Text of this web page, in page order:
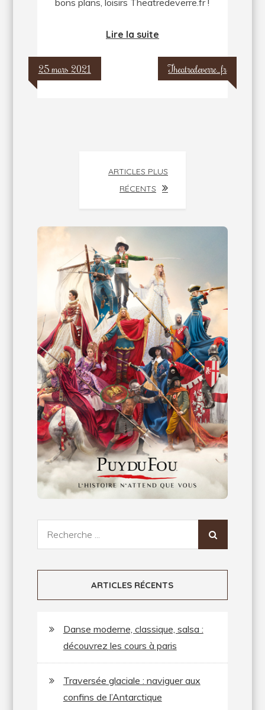
Lire la suite
25 mars 2021 Theatredeverre_fr
Navigation
articles
ARTICLES PLUS
RÉCENTS
ARTICLES RÉCENTS
Danse moderne, classique, salsa :
découvrez les cours à paris
Traversée glaciale : naviguer aux
confins de l’Antarctique